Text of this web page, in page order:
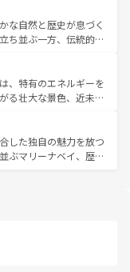
な魅力を心ゆくまで味
、新着の韓国情報はコンテンツ一
ノイの古い町並みやホ
物も、独特の雰囲気を
の豊かさとおいしさで
ムコーヒーなどは、ぜ
れてもあたたかい人々
と忘れられない旅にな
な自然と歴史が息づく
ち並ぶ一方、伝統的な
ェンマイなどの山岳地
ケットやクラビの美し
とができる。タイ料理
季節にも異なる楽しみ
人々、仏教を中心とし
訪れる旅人を魅了し続
、特有のエネルギーを
る壮大な景色、近未来
観光スポットが密集し
のも魅力。息をのむよ
港を存分に楽しみ尽く
した独自の魅力を放つ
ぶマリーナベイ、歴史
める外せないスポット